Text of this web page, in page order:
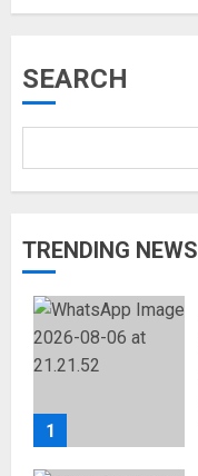
SEARCH
TRENDING NEWS
1